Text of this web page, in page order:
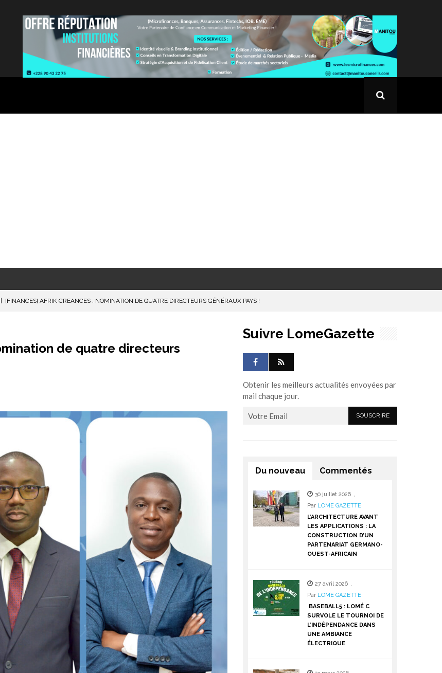
[FINANCES] AFRIK CREANCES : NOMINATION DE QUATRE DIRECTEURS GÉNÉRAUX PAYS !
de quatre directeurs
Suivre LomeGazette
Obtenir les meilleurs actualités envoyées par
mail chaque jour.
Du nouveau Commentés
30 juillet 2026 ,
Par LOME GAZETTE
L’ARCHITECTURE AVANT
LES APPLICATIONS : LA
CONSTRUCTION D’UN
PARTENARIAT GERMANO-
OUEST-AFRICAIN
27 avril 2026 ,
Par LOME GAZETTE
BASEBALL5 : LOMÉ C
SURVOLE LE TOURNOI DE
L’INDÉPENDANCE DANS
UNE AMBIANCE
ÉLECTRIQUE